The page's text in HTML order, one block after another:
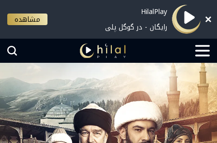
HilalPlay
رایگان - در گوگل پلی
مشاهده